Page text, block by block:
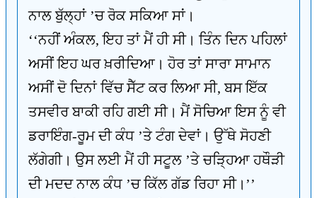
ਨਾਲ ਬੁੱਲ੍ਹਾਂ ’ਚ ਰੋਕ ਸਕਿਆ ਸਾਂ।
‘‘ਨਹੀਂ ਅੰਕਲ, ਇਹ ਤਾਂ ਮੈਂ ਹੀ ਸੀ। ਤਿੰਨ ਦਿਨ ਪਹਿਲਾਂ
ਅਸੀਂ ਇਹ ਘਰ ਖ਼ਰੀਦਿਆ। ਹੋਰ ਤਾਂ ਸਾਰਾ ਸਾਮਾਨ
ਅਸੀਂ ਦੋ ਦਿਨਾਂ ਵਿੱਚ ਸੈੱਟ ਕਰ ਲਿਆ ਸੀ, ਬਸ ਇੱਕ
ਤਸਵੀਰ ਬਾਕੀ ਰਹਿ ਗਈ ਸੀ। ਮੈਂ ਸੋਚਿਆ ਇਸ ਨੂੰ ਵੀ
ਡਰਾਇੰਗ-ਰੂਮ ਦੀ ਕੰਧ ’ਤੇ ਟੰਗ ਦੇਵਾਂ। ਉੱਥੇ ਸੋਹਣੀ
ਲੱਗੇਗੀ। ਉਸ ਲਈ ਮੈਂ ਹੀ ਸਟੂਲ ’ਤੇ ਚੜ੍ਹਿਆ ਹਥੌੜੀ
ਦੀ ਮਦਦ ਨਾਲ ਕੰਧ ’ਚ ਕਿੱਲ ਗੱਡ ਰਿਹਾ ਸੀ।’’